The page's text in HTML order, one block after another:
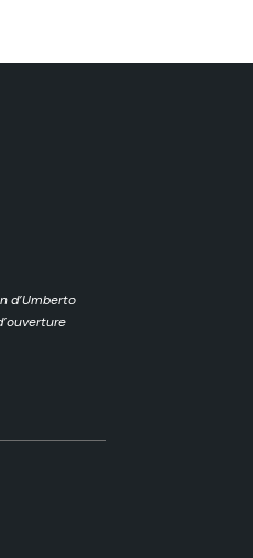
d’Umberto